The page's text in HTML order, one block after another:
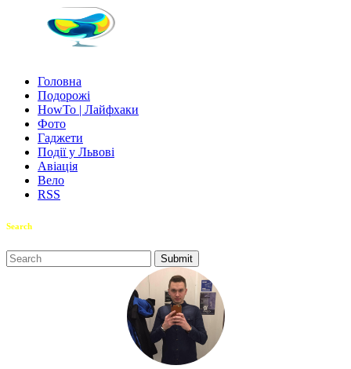
Головна
Подорожі
HowTo | Лайфхаки
Фото
Гаджети
Події у Львові
Авіація
Вело
RSS
Search